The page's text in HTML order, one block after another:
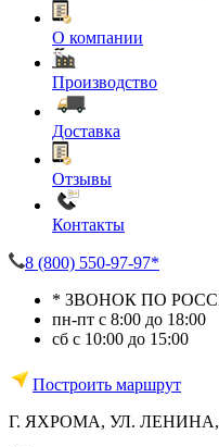
О компании
Производство
Доставка
Отзывы
Контакты
8 (800) 550-97-97*
* ЗВОНОК ПО
пн-пт с 8:00 до 18:00
сб с 10:00 до 15:00
Построить маршрут
Г. ЯХРОМА, УЛ. ЛЕНИНА,